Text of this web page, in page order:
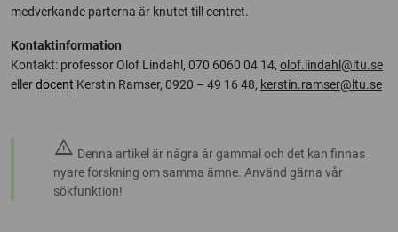
medverkande parterna är knutet till centret.
Kontaktinformation
Kontakt: professor Olof Lindahl, 070 6060 04 14, olof.lindahl@ltu.se
ellerdocent Kerstin Ramser, 0920 – 49 16 48, kerstin.ramser@ltu.se
warning Denna artikel är några år gammal och det kan finnas
nyare forskning om samma ämne. Använd gärna vår
sökfunktion!